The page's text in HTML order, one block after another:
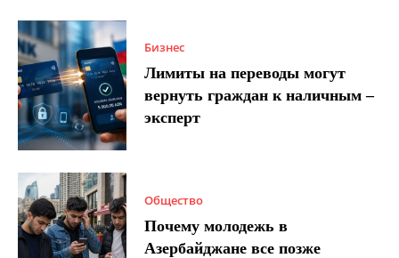
Бизнес
Лимиты на переводы могут
вернуть граждан к наличным –
эксперт
Общество
Почему молодежь в
Азербайджане все позже